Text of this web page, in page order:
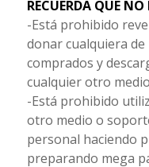
RECUERDA QUE
-Está prohibido
donar cualquiera
comprados y
cualquier otro
-Está prohibido
otro medio o
personal haciendo
preparando mega